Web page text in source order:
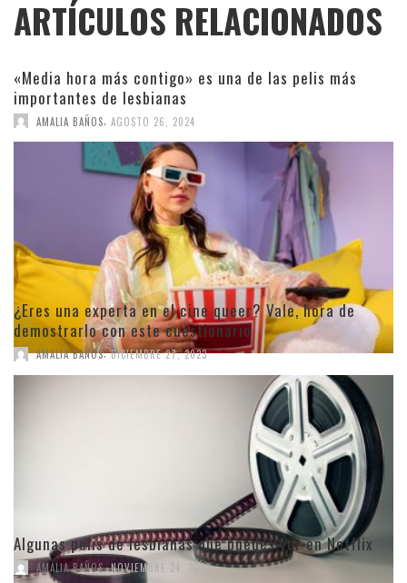
ARTÍCULOS RELACIONADOS
«Media hora más contigo» es una de las pelis más
importantes de lesbianas
AMALIA BAÑOS AGOSTO 26, 2024
¿Eres una experta en el cine queer? Vale, hora de
demostrarlo con este cuestionario
AMALIA BAÑOS, DICIEMBRE 27, 2023
Algunas pelis de lesbianas que puedes ver en Netflix
AMALIA BAÑOS, NOVIEMBRE 24, 2022